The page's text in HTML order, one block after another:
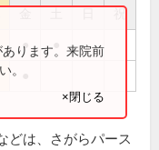
祝
●
ります。来院前
。
×閉じる
どは、さがらパース